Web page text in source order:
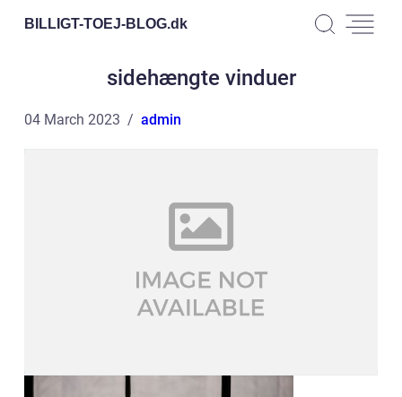
BILLIGT-TOEJ-BLOG.dk
sidehængte vinduer
04 March 2023 admin